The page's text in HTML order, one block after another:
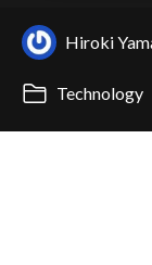
Hiroki
Technology